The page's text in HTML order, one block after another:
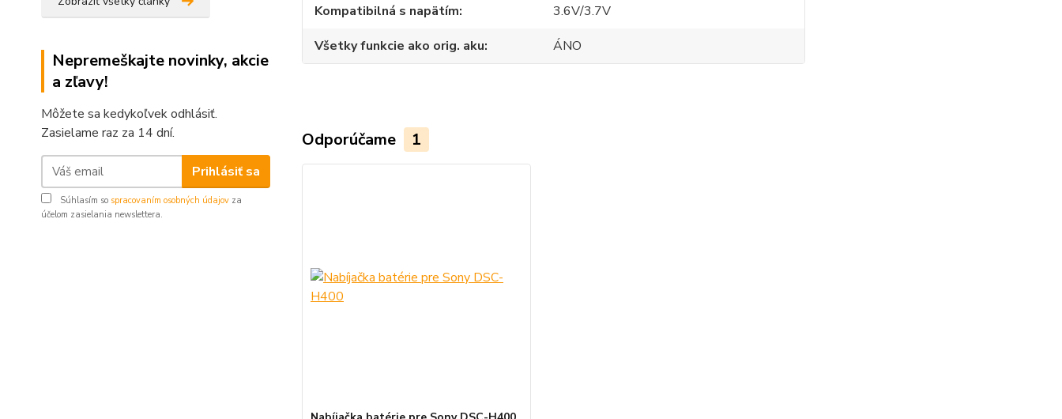
Nepremeškajte novinky, akcie
a zľavy!
Môžete sa kedykoľvek odhlásiť.
Zasielame raz za 14 dní.
Prihlásiť sa
Súhlasím so spracovaním osobných údajov za
účelom zasielania newslettera.
Kompatibilná s napätím
3.6V/3.7V
Všetky funkcie ako orig. aku
ÁNO
Odporúčame 1